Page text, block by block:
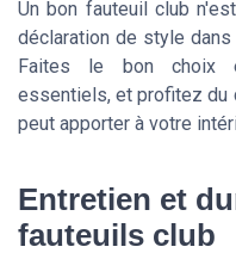
Un bon fauteuil club
déclaration de style
Faites le bon choix
essentiels, et profitez du
peut apporter à votre
Entretien et
fauteuils club